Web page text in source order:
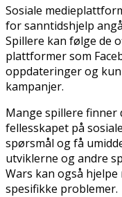
Sosiale
for sanntidshjelp
Spillere kan følge de
plattformer som
oppdateringer og
kampanjer.
Mange spillere finner
fellesskapet på
spørsmål og få
utviklerne og andre
Wars kan også
spesifikke problemer.